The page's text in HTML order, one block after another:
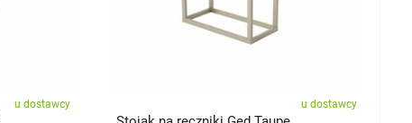
u dostawcy u dostawcy